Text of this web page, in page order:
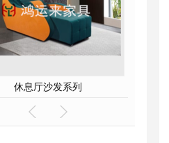
休息厅沙发系列